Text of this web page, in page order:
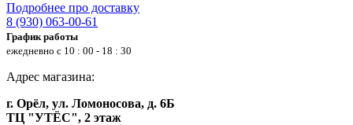
Подробнее про доставку
8 (930) 063-00-61
График работы
ежедневно с 10 : 00 - 18 : 30
Адрес магазина:
г. Орёл, ул. Ломоносова, д. 6Б
ТЦ "УТЁС", 2 этаж